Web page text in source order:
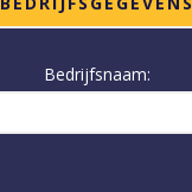
Bedrijfsnaam: